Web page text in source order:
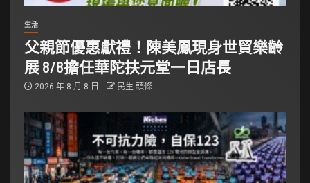
生活
父親節優惠獻禮！陳美鳳現身世貿樂齡
展 8/8擔任華陀扶元堂一日店長
2026 年 8 月 8 日 民生 頭條